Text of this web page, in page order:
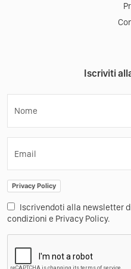
Iscriviti
Nome
Email
Privacy Policy
Iscrivendoti alla newsletter
condizioni e Privacy Policy.